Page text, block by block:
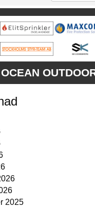
MAGASIN
OCEAN
2025